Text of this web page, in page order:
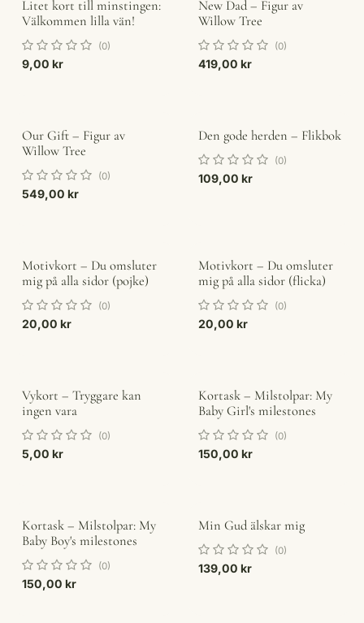
Litet kort till minstingen:
Välkommen lilla vän!
(0)
9,00 kr
New Dad – Figur av
Willow Tree
(0)
419,00 kr
Our Gift – Figur av
Willow Tree
(0)
549,00 kr
Den gode herden – Flikbok
(0)
109,00 kr
Motivkort – Du omsluter
mig på alla sidor (pojke)
(0)
20,00 kr
Motivkort – Du omsluter
mig på alla sidor (flicka)
(0)
20,00 kr
Vykort – Tryggare kan
ingen vara
(0)
5,00 kr
Kortask – Milstolpar: My
Baby Girl's milestones
(0)
150,00 kr
Kortask – Milstolpar: My
Baby Boy's milestones
(0)
150,00 kr
Min Gud älskar mig
(0)
139,00 kr